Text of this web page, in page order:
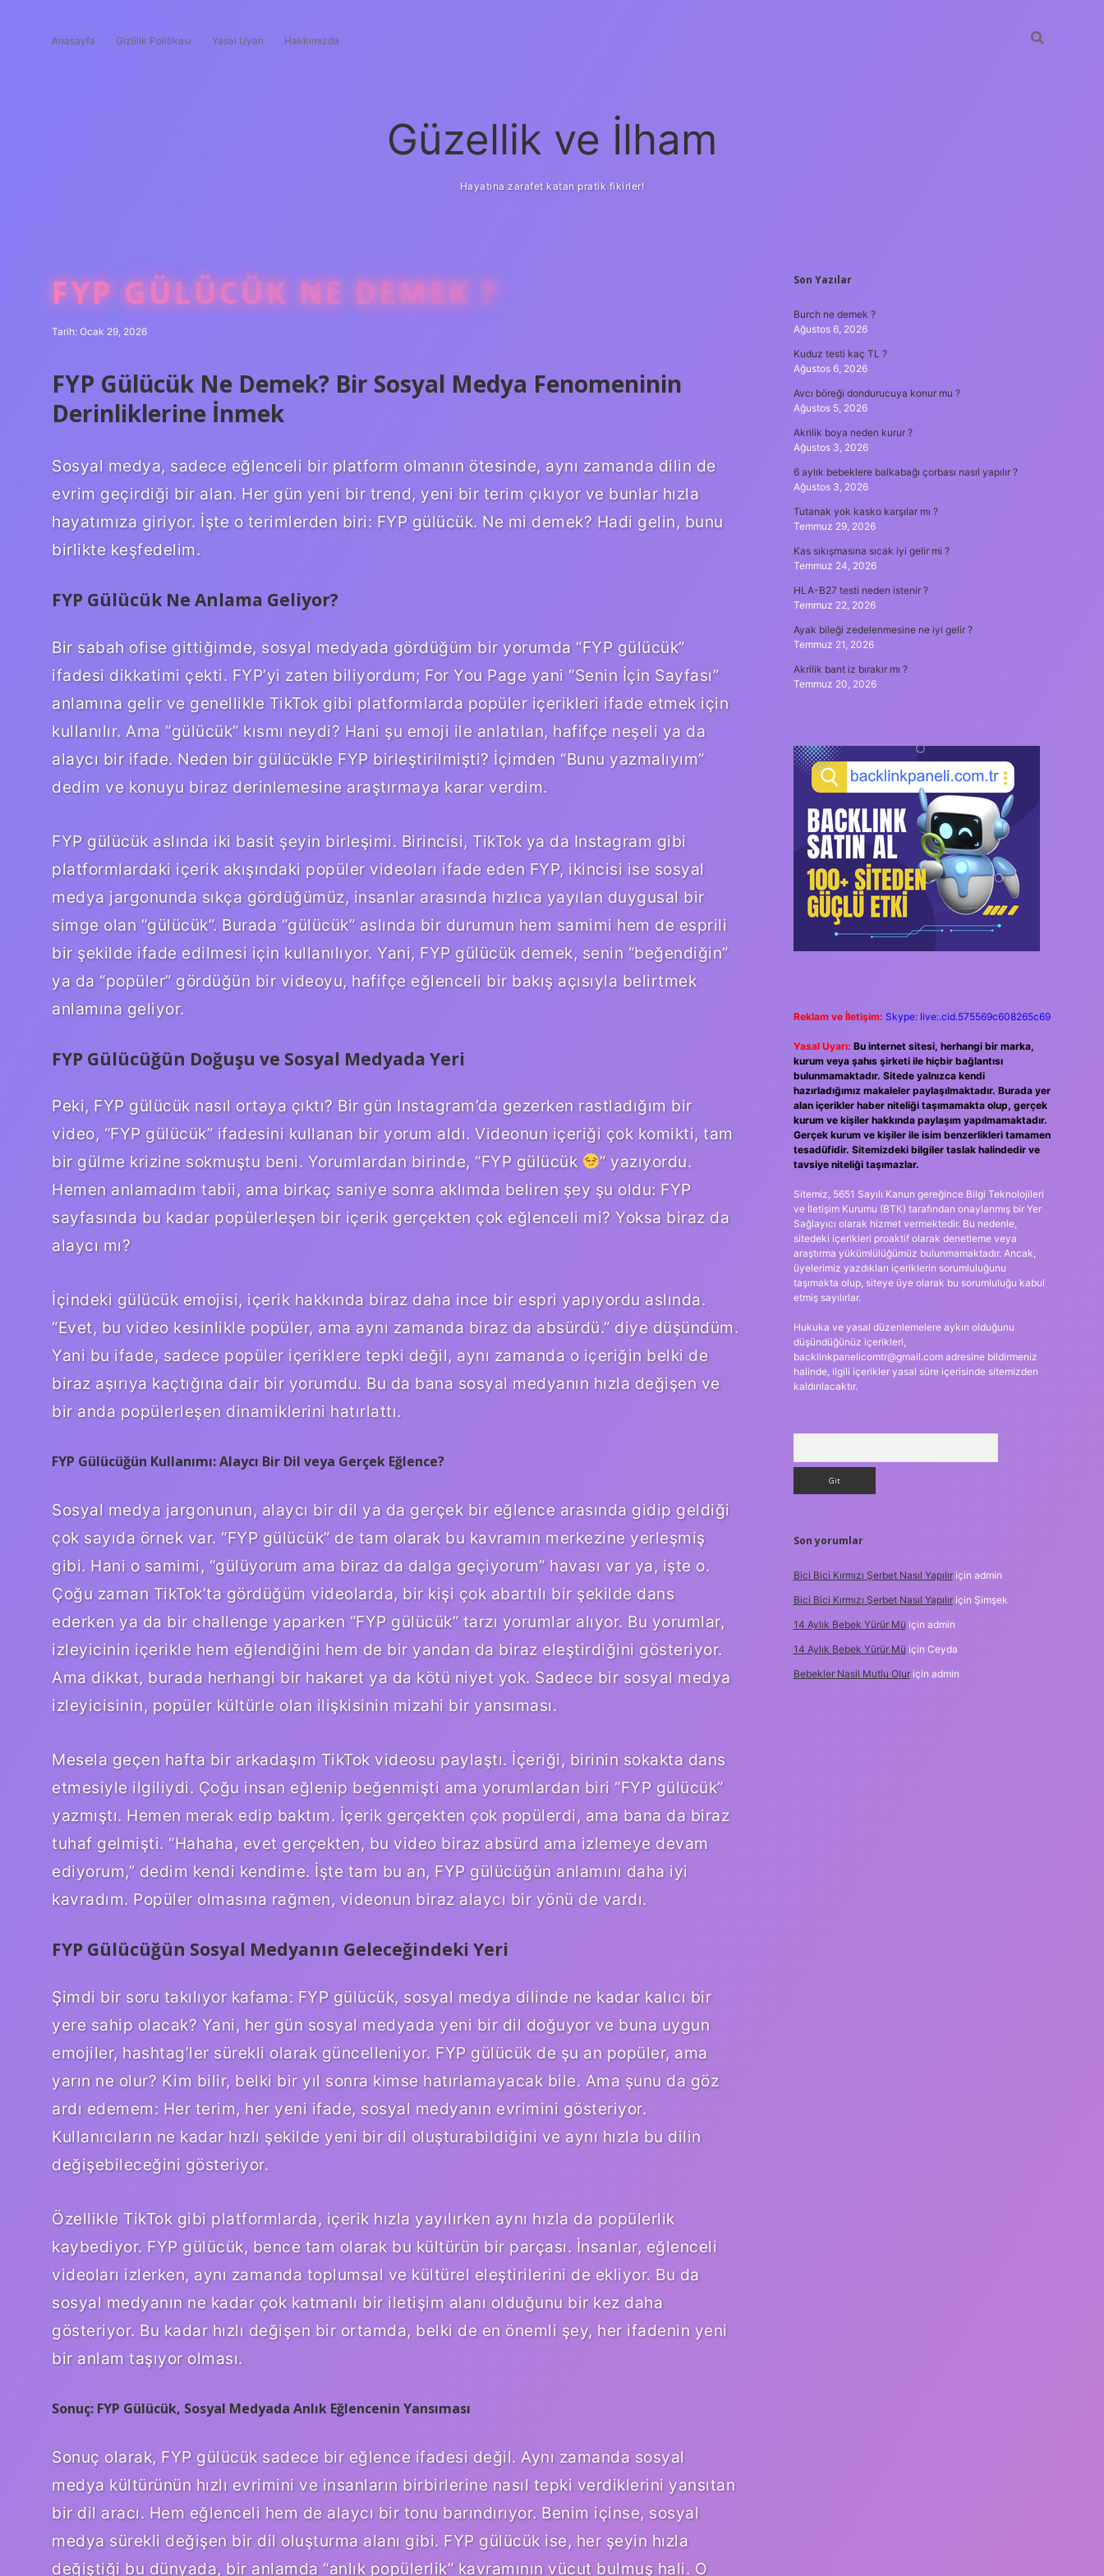
Anasayfa Gizlilik Politikası Yasal Uyarı Hakkımızda
Güzellik ve İlham
Hayatına zarafet katan pratik fikirler!
FYP GÜLÜCÜK NE DEMEK ?
Tarih: Ocak 29, 2026
FYP Gülücük Ne Demek? Bir Sosyal Medya Fenomeninin
Derinliklerine İnmek
Sosyal medya, sadece eğlenceli bir platform olmanın ötesinde, aynı zamanda dilin de
evrim geçirdiği bir alan. Her gün yeni bir trend, yeni bir terim çıkıyor ve bunlar hızla
hayatımıza giriyor. İşte o terimlerden biri: FYP gülücük. Ne mi demek? Hadi gelin, bunu
birlikte keşfedelim.
FYP Gülücük Ne Anlama Geliyor?
Bir sabah ofise gittiğimde, sosyal medyada gördüğüm bir yorumda “FYP gülücük”
ifadesi dikkatimi çekti. FYP’yi zaten biliyordum; For You Page yani “Senin İçin Sayfası”
anlamına gelir ve genellikle TikTok gibi platformlarda popüler içerikleri ifade etmek için
kullanılır. Ama “gülücük” kısmı neydi? Hani şu emoji ile anlatılan, hafifçe neşeli ya da
alaycı bir ifade. Neden bir gülücükle FYP birleştirilmişti? İçimden “Bunu yazmalıyım”
dedim ve konuyu biraz derinlemesine araştırmaya karar verdim.
FYP gülücük aslında iki basit şeyin birleşimi. Birincisi, TikTok ya da Instagram gibi
platformlardaki içerik akışındaki popüler videoları ifade eden FYP, ikincisi ise sosyal
medya jargonunda sıkça gördüğümüz, insanlar arasında hızlıca yayılan duygusal bir
simge olan “gülücük”. Burada “gülücük” aslında bir durumun hem samimi hem de esprili
bir şekilde ifade edilmesi için kullanılıyor. Yani, FYP gülücük demek, senin “beğendiğin”
ya da “popüler” gördüğün bir videoyu, hafifçe eğlenceli bir bakış açısıyla belirtmek
anlamına geliyor.
FYP Gülücüğün Doğuşu ve Sosyal Medyada Yeri
Peki, FYP gülücük nasıl ortaya çıktı? Bir gün Instagram’da gezerken rastladığım bir
video, “FYP gülücük” ifadesini kullanan bir yorum aldı. Videonun içeriği çok komikti, tam
bir gülme krizine sokmuştu beni. Yorumlardan birinde, “FYP gülücük
” yazıyordu.
Hemen anlamadım tabii, ama birkaç saniye sonra aklımda beliren şey şu oldu: FYP
sayfasında bu kadar popülerleşen bir içerik gerçekten çok eğlenceli mi? Yoksa biraz da
alaycı mı?
İçindeki gülücük emojisi, içerik hakkında biraz daha ince bir espri yapıyordu aslında.
“Evet, bu video kesinlikle popüler, ama aynı zamanda biraz da absürdü.” diye düşündüm.
Yani bu ifade, sadece popüler içeriklere tepki değil, aynı zamanda o içeriğin belki de
biraz aşırıya kaçtığına dair bir yorumdu. Bu da bana sosyal medyanın hızla değişen ve
bir anda popülerleşen dinamiklerini hatırlattı.
FYP Gülücüğün Kullanımı: Alaycı Bir Dil veya Gerçek Eğlence?
Sosyal medya jargonunun, alaycı bir dil ya da gerçek bir eğlence arasında gidip geldiği
çok sayıda örnek var. “FYP gülücük” de tam olarak bu kavramın merkezine yerleşmiş
gibi. Hani o samimi, “gülüyorum ama biraz da dalga geçiyorum” havası var ya, işte o.
Çoğu zaman TikTok’ta gördüğüm videolarda, bir kişi çok abartılı bir şekilde dans
ederken ya da bir challenge yaparken “FYP gülücük” tarzı yorumlar alıyor. Bu yorumlar,
izleyicinin içerikle hem eğlendiğini hem de bir yandan da biraz eleştirdiğini gösteriyor.
Ama dikkat, burada herhangi bir hakaret ya da kötü niyet yok. Sadece bir sosyal medya
izleyicisinin, popüler kültürle olan ilişkisinin mizahi bir yansıması.
Mesela geçen hafta bir arkadaşım TikTok videosu paylaştı. İçeriği, birinin sokakta dans
etmesiyle ilgiliydi. Çoğu insan eğlenip beğenmişti ama yorumlardan biri “FYP gülücük”
yazmıştı. Hemen merak edip baktım. İçerik gerçekten çok popülerdi, ama bana da biraz
tuhaf gelmişti. “Hahaha, evet gerçekten, bu video biraz absürd ama izlemeye devam
ediyorum,” dedim kendi kendime. İşte tam bu an, FYP gülücüğün anlamını daha iyi
kavradım. Popüler olmasına rağmen, videonun biraz alaycı bir yönü de vardı.
FYP Gülücüğün Sosyal Medyanın Geleceğindeki Yeri
Şimdi bir soru takılıyor kafama: FYP gülücük, sosyal medya dilinde ne kadar kalıcı bir
yere sahip olacak? Yani, her gün sosyal medyada yeni bir dil doğuyor ve buna uygun
emojiler, hashtag’ler sürekli olarak güncelleniyor. FYP gülücük de şu an popüler, ama
yarın ne olur? Kim bilir, belki bir yıl sonra kimse hatırlamayacak bile. Ama şunu da göz
ardı edemem: Her terim, her yeni ifade, sosyal medyanın evrimini gösteriyor.
Kullanıcıların ne kadar hızlı şekilde yeni bir dil oluşturabildiğini ve aynı hızla bu dilin
değişebileceğini gösteriyor.
Özellikle TikTok gibi platformlarda, içerik hızla yayılırken aynı hızla da popülerlik
kaybediyor. FYP gülücük, bence tam olarak bu kültürün bir parçası. İnsanlar, eğlenceli
videoları izlerken, aynı zamanda toplumsal ve kültürel eleştirilerini de ekliyor. Bu da
sosyal medyanın ne kadar çok katmanlı bir iletişim alanı olduğunu bir kez daha
gösteriyor. Bu kadar hızlı değişen bir ortamda, belki de en önemli şey, her ifadenin yeni
bir anlam taşıyor olması.
Sonuç: FYP Gülücük, Sosyal Medyada Anlık Eğlencenin Yansıması
Sonuç olarak, FYP gülücük sadece bir eğlence ifadesi değil. Aynı zamanda sosyal
medya kültürünün hızlı evrimini ve insanların birbirlerine nasıl tepki verdiklerini yansıtan
bir dil aracı. Hem eğlenceli hem de alaycı bir tonu barındırıyor. Benim içinse, sosyal
medya sürekli değişen bir dil oluşturma alanı gibi. FYP gülücük ise, her şeyin hızla
değiştiği bu dünyada, bir anlamda “anlık popülerlik” kavramının vücut bulmuş hali. O
SIDEBAR
Son Yazılar
Burch ne demek ?
Ağustos 6, 2026
Kuduz testi kaç TL ?
Ağustos 6, 2026
Avcı böreği dondurucuya konur mu ?
Ağustos 5, 2026
Akrilik boya neden kurur ?
Ağustos 3, 2026
6 aylık bebeklere balkabağı çorbası nasıl yapılır ?
Ağustos 3, 2026
Tutanak yok kasko karşılar mı ?
Temmuz 29, 2026
Kas sıkışmasına sıcak iyi gelir mi ?
Temmuz 24, 2026
HLA-B27 testi neden istenir ?
Temmuz 22, 2026
Ayak bileği zedelenmesine ne iyi gelir ?
Temmuz 21, 2026
Akrilik bant iz bırakır mı ?
Temmuz 20, 2026
Reklam ve İletişim: Skype: live:.cid.575569c608265c69
Yasal Uyarı: Bu internet sitesi, herhangi bir marka,
kurum veya şahıs şirketi ile hiçbir bağlantısı
bulunmamaktadır. Sitede yalnızca kendi
hazırladığımız makaleler paylaşılmaktadır. Burada yer
alan içerikler haber niteliği taşımamakta olup, gerçek
kurum ve kişiler hakkında paylaşım yapılmamaktadır.
Gerçek kurum ve kişiler ile isim benzerlikleri tamamen
tesadüfidir. Sitemizdeki bilgiler taslak halindedir ve
tavsiye niteliği taşımazlar.
Sitemiz, 5651 Sayılı Kanun gereğince Bilgi Teknolojileri
ve İletişim Kurumu (BTK) tarafından onaylanmış bir Yer
Sağlayıcı olarak hizmet vermektedir. Bu nedenle,
sitedeki içerikleri proaktif olarak denetleme veya
araştırma yükümlülüğümüz bulunmamaktadır. Ancak,
üyelerimiz yazdıkları içeriklerin sorumluluğunu
taşımakta olup, siteye üye olarak bu sorumluluğu kabul
etmiş sayılırlar.
Hukuka ve yasal düzenlemelere aykırı olduğunu
düşündüğünüz içerikleri,
backlinkpanelicomtr@gmail.comadresine bildirmeniz
halinde, ilgili içerikler yasal süre içerisinde sitemizden
kaldırılacaktır.
Son yorumlar
Bici Bici Kırmızı Şerbet Nasıl Yapılıriçin admin
Bici Bici Kırmızı Şerbet Nasıl Yapılıriçin Şimşek
14 Aylık Bebek Yürür Mü için admin
14 Aylık Bebek Yürür Mü için Ceyda
Bebekler Nasil Mutlu Oluriçin admin